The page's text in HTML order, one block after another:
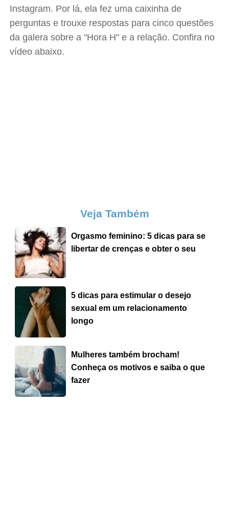
Instagram. Por lá, ela fez uma caixinha de
perguntas e trouxe respostas para cinco questões
da galera sobre a "Hora H" e a relação. Confira no
vídeo abaixo.
Veja Também
Orgasmo feminino: 5 dicas para se
libertar de crenças e obter o seu
5 dicas para estimular o desejo
sexual em um relacionamento
longo
Mulheres também brocham!
Conheça os motivos e saiba o que
fazer